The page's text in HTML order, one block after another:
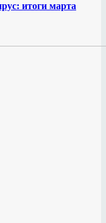
итоги марта